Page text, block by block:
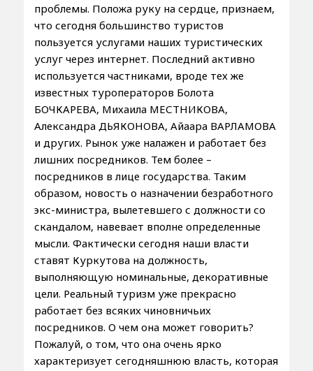
проблемы. Положа руку на сердце, признаем,
что сегодня большинство туристов
пользуется услугами наших туристических
услуг через интернет. Последний активно
используется частниками, вроде тех же
известных туроператоров Болота
БОЧКАРЕВА, Михаила МЕСТНИКОВА,
Александра ДЬЯКОНОВА, Айаара ВАРЛАМОВА
и других. Рынок уже налажен и работает без
лишних посредников. Тем более –
посредников в лице государства. Таким
образом, новость о назначении безработного
экс-министра, вылетевшего с должности со
скандалом, навевает вполне определенные
мысли. Фактически сегодня наши власти
ставят Куркутова на должность,
выполняющую номинальные, декоративные
цели. Реальный туризм уже прекрасно
работает без всяких чиновничьих
посредников. О чем она может говорить?
Пожалуй, о том, что она очень ярко
характеризует сегодняшнюю власть, которая